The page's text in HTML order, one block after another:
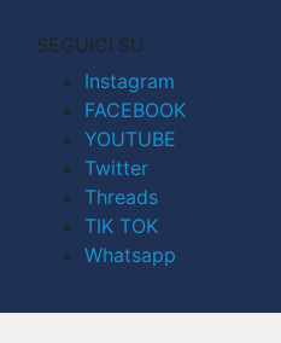
SEGUICI SU
Instagram
FACEBOOK
YOUTUBE
Twitter
Threads
TIK TOK
Whatsapp